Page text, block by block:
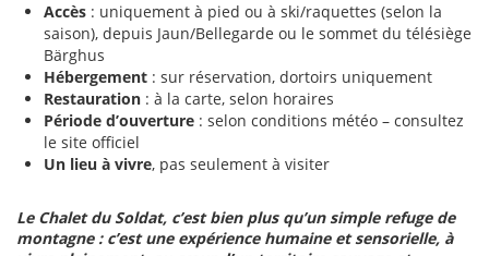
Accès : uniquement à pied ou à ski/raquettes (selon la
saison), depuis Jaun/Bellegarde ou le sommet du télésiège
Bärghus
Hébergement : sur réservation, dortoirs uniquement
Restauration : à la carte, selon horaires
Période d’ouverture : selon conditions météo – consultez
le site officiel
Un lieu à vivre, pas seulement à visiter
Le Chalet du Soldat, c’est bien plus qu’un simple refuge de
montagne : c’est une expérience humaine et sensorielle, à